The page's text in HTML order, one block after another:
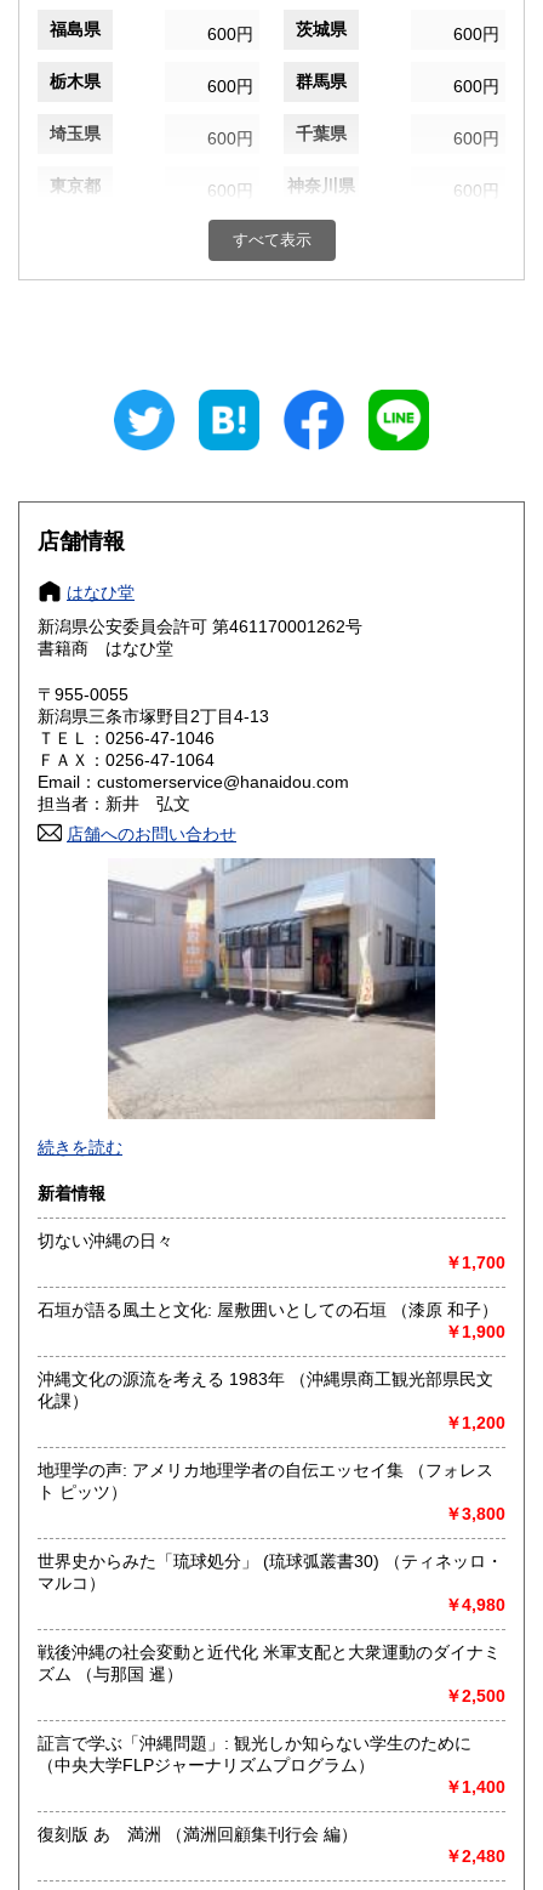
福島県 600円 茨城県 600円
栃木県 600円 群馬県 600円
埼玉県 600円 千葉県 600円
東京都 600円 神奈川県 600円
600円 富山県
静岡県
600円 三重県
滋賀県 600円 京都府 600円
大阪府
奈良県
鳥取県
岡山県 600円
山口県 600円
香川県
600円 福岡県
600円 長崎県
600円 大分県
600円 鹿児島県
すべて表示
店舗情報
はなひ堂
新潟県公安委員会許可 第461170001262号
書籍商 はなひ堂
〒955-0055
新潟県三条市塚野目2丁目4-13
ＴＥＬ：0256-47-1046
ＦＡＸ：0256-47-1064
Email：customerservice@hanaidou.com
担当者：新井 弘文
店舗へのお問い合わせ
沿線名：信越線
営業時間：10:00～17:00
定休日：-
宅配、出張、持ち込みでの買取を行っておりますので、お気
軽にお問合せください。
取り扱い分野
総記、哲学宗教、歴史、社会科学、自然科学、古書一般（そ
の他）
続きを読む
新着情報
切ない沖縄の日々
￥1,700
石垣が語る風土と文化: 屋敷囲いとしての石垣 （漆原 和子）
￥1,900
沖縄文化の源流を考える 1983年 （沖縄県商工観光部県民文
化課）
￥1,200
地理学の声: アメリカ地理学者の自伝エッセイ集 （フォレス
ト ピッツ）
￥3,800
世界史からみた「琉球処分」 (琉球弧叢書30) （ティネッロ・
マルコ）
￥4,980
戦後沖縄の社会変動と近代化 米軍支配と大衆運動のダイナミ
ズム （与那国 暹）
￥2,500
証言で学ぶ「沖縄問題」: 観光しか知らない学生のために
（中央大学FLPジャーナリズムプログラム）
￥1,400
復刻版 あゝ満洲 （満洲回顧集刊行会 編）
￥2,480